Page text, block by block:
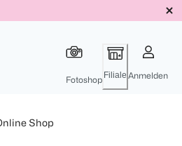
Fotoshop Filiale Anmelden
Shop